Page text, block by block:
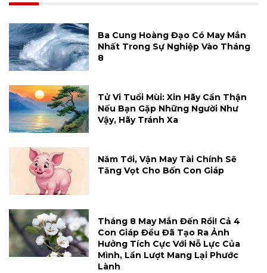
Ba Cung Hoàng Đạo Có May Mắn
Nhất Trong Sự Nghiệp Vào Tháng
8
Tử Vi Tuổi Mùi: Xin Hãy Cẩn Thận
Nếu Bạn Gặp Những Người Như
Vậy, Hãy Tránh Xa
Năm Tới, Vận May Tài Chính Sẽ
Tăng Vọt Cho Bốn Con Giáp
Tháng 8 May Mắn Đến Rồi! Cả 4
Con Giáp Đều Đã Tạo Ra Ảnh
Hưởng Tích Cực Với Nỗ Lực Của
Mình, Lần Lượt Mang Lại Phước
Lành